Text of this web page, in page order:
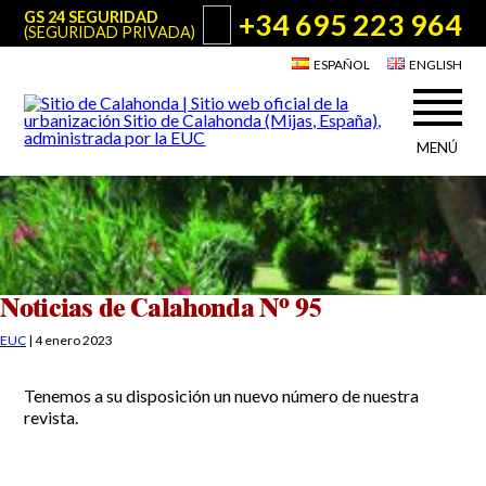
GS 24 SEGURIDAD
(SEGURIDAD PRIVADA)
+34 695 223 964
ESPAÑOL ENGLISH
MENÚ
Acerca de Sitio de Calahonda
Quiénes somos
Junta Directiva
Servicios de la EUC
Actas e Informes Anuales
Contactar
Actuaciones
Utilidades para Residentes y Visitantes
Transporte
El reciclado de nuestros residuos
Noticias
©2026 E.U.C.Sitio de Calahonda, Calle Monte Paraíso, 6, 29649 Mijas Costa.
NIF: G29178803.Todos los derechos reservados. Diseño y desarrollo: Jesse Naylor
Noticias de Calahonda Nº 95
EUC | 4 enero 2023
Tenemos a su disposición un nuevo número de nuestra
revista.